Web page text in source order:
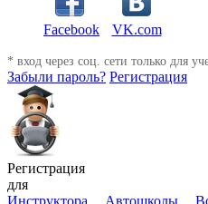
Facebook VK.com
* вход через соц. сети только для
Забыли пароль? Регистрация
Регистрация
для